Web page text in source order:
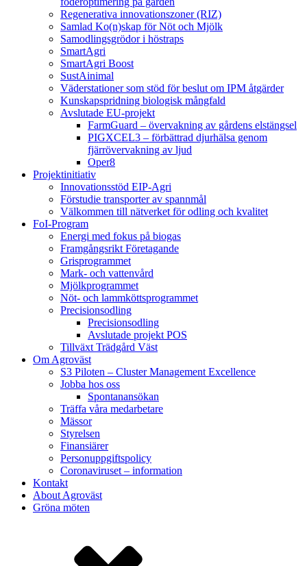
Regenerativa innovationszoner (RIZ)
Samlad Ko(n)skap för Nöt och Mjölk
Samodlingsgrödor i höstraps
SmartAgri
SmartAgri Boost
SustAinimal
Väderstationer som stöd för beslut om IPM åtgärder
Kunskapspridning biologisk mångfald
Avslutade EU-projekt
FarmGuard – övervakning av gårdens elstängsel
PIGXCEL3 – förbättrad djurhälsa genom
fjärrövervakning av ljud
Oper8
Projektinitiativ
Innovationsstöd EIP-Agri
Förstudie transporter av spannmål
Välkommen till nätverket för odling och kvalitet
FoI-Program
Energi med fokus på biogas
Framgångsrikt Företagande
Grisprogrammet
Mark- och vattenvård
Mjölkprogrammet
Nöt- och lammköttsprogrammet
Precisionsodling
Precisionsodling
Avslutade projekt POS
Tillväxt Trädgård Väst
Om Agroväst
S3 Piloten – Cluster Management Excellence
Jobba hos oss
Spontanansökan
Träffa våra medarbetare
Mässor
Styrelsen
Finansiärer
Personuppgiftspolicy
Coronaviruset – information
Kontakt
About Agroväst
Gröna möten